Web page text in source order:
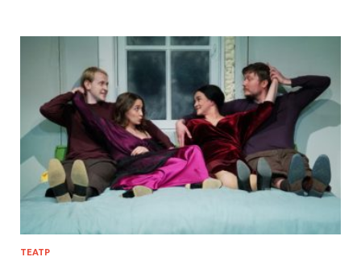
ТЕАТР